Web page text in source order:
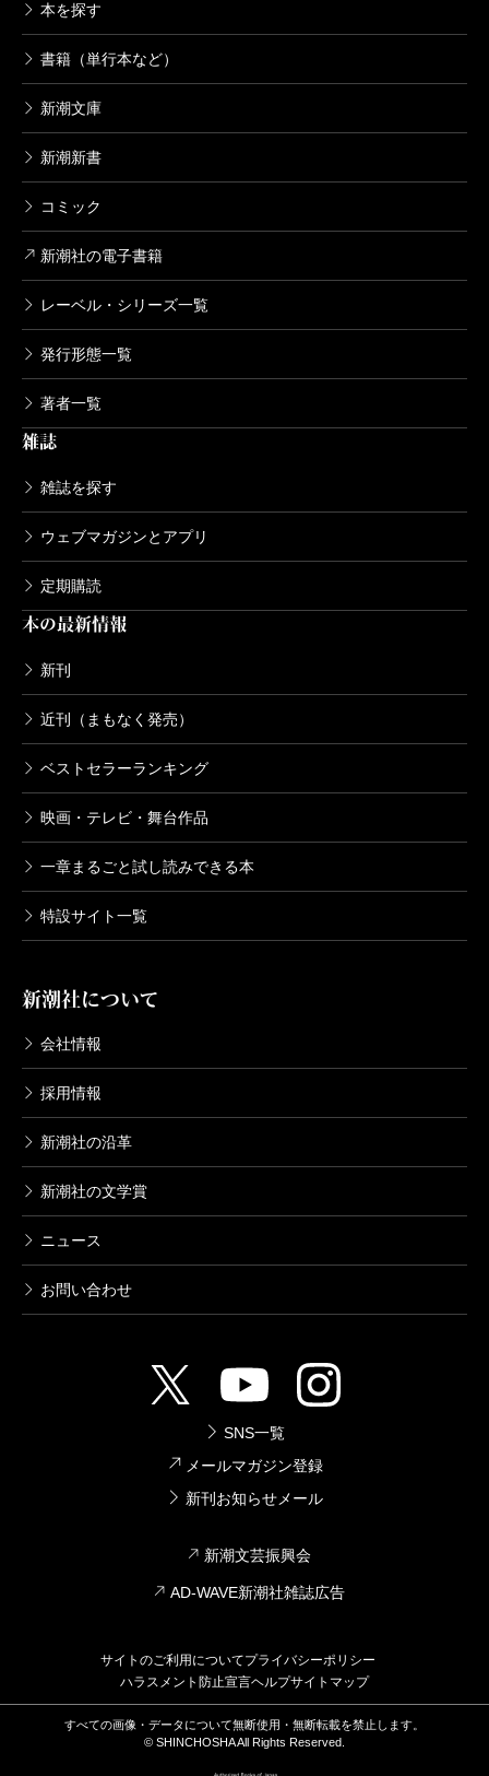
本を探す
書籍（単行本など）
新潮文庫
新潮新書
コミック
新潮社の電子書籍
レーベル・シリーズ一覧
発行形態一覧
著者一覧
雑誌
雑誌を探す
ウェブマガジンとアプリ
定期購読
本の最新情報
新刊
近刊（まもなく発売）
ベストセラーランキング
映画・テレビ・舞台作品
一章まるごと試し読みできる本
特設サイト一覧
新潮社について
会社情報
採用情報
新潮社の沿革
新潮社の文学賞
ニュース
お問い合わせ
SNS一覧
メールマガジン登録
新刊お知らせメール
新潮文芸振興会
AD-WAVE新潮社雑誌広告
サイトのご利用についてプライバシーポリシー
ハラスメント防止宣言ヘルプサイトマップ
すべての画像・データについて無断使用・無断転載を禁止します。
© SHINCHOSHA All Rights Reserved.